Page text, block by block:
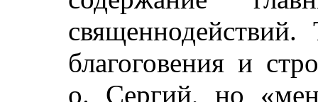
благоговения и
о. Сергий, но